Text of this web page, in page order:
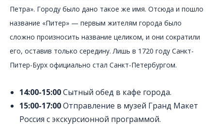
Петра». Городу было дано такое же имя. Отсюда и пошло
название «Питер» — первым жителям города было
сложно произносить название целиком, и они сократили
его, оставив только середину. Лишь в 1720 году Санкт-
Питер-Бурх официально стал Санкт-Петербургом.
14:00-15:00Сытный обед в кафе города.
15:00-17:00Отправление в музей Гранд Макет
Россия с экскурсионной программой.